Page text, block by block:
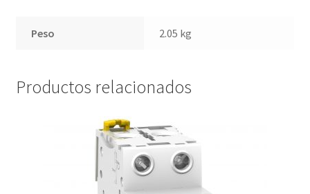
Peso 2.05 kg
Productos relacionados